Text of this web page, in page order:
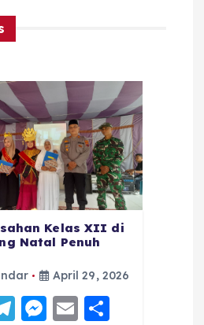
Kelas XII di
Natal Penuh
April 29, 2026
T
M E